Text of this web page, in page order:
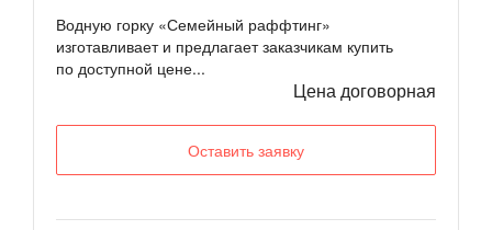
Водную горку «Семейный раффтинг»
изготавливает и предлагает заказчикам купить
по доступной цене...
Цена договорная
Оставить заявку